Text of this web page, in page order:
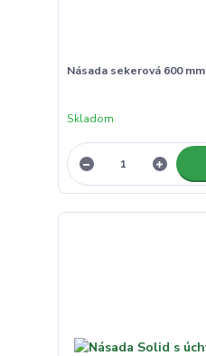
Násada sekerová 600 mm
Skladom